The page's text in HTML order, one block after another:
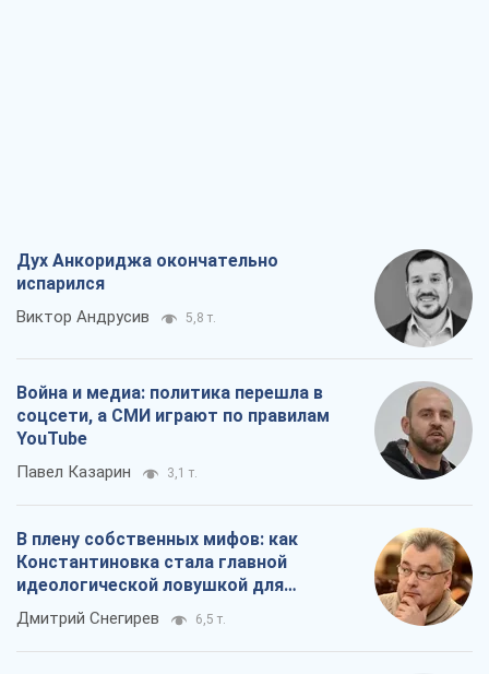
Дух Анкориджа окончательно
испарился
Виктор Андрусив 5,8 т.
Война и медиа: политика перешла в
соцсети, а СМИ играют по правилам
YouTube
Павел Казарин 3,1 т.
В плену собственных мифов: как
Константиновка стала главной
идеологической ловушкой для
российских оккупантов
Дмитрий Снегирев 6,5 т.